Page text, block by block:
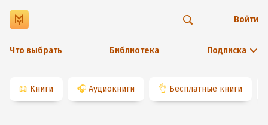
Что выбрать Библиотека Подписка
Войти
📖 Книги 🎧 Аудиокниги 👌 Бесплатные книги